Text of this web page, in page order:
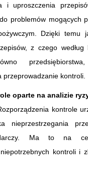
i uproszczenia
problemów mogących
Dzięki temu
z czego według
przeprowadzanie kontroli.
oparte na analizie
kontrole
nieprzestrzegania
Ma to na
kontroli i